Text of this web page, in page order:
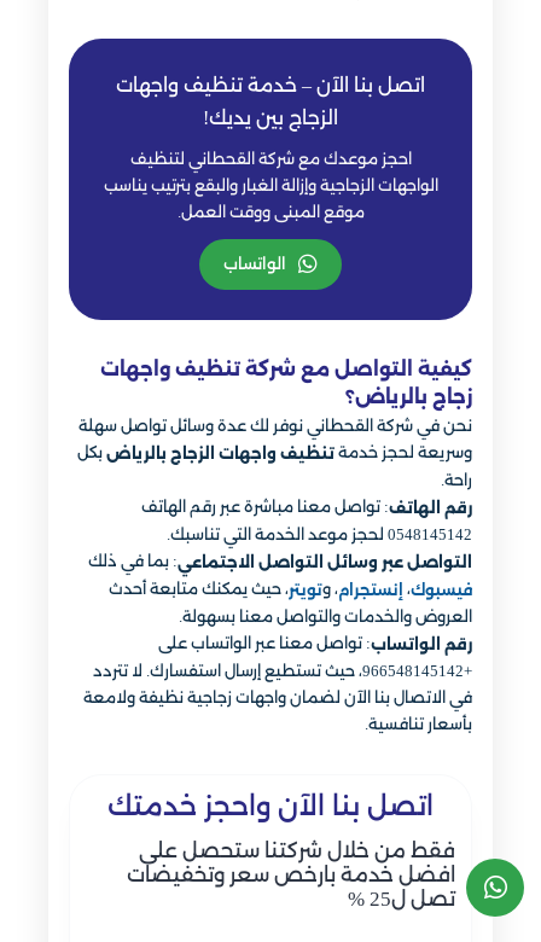
اتصل بنا الآن – خدمة تنظيف واجهات
الزجاج بين يديك!
احجز موعدك مع شركة القحطاني لتنظيف
الواجهات الزجاجية وإزالة الغبار والبقع بترتيب يناسب
موقع المبنى ووقت العمل.
الواتساب
كيفية التواصل مع شركة تنظيف واجهات
زجاج بالرياض؟
نحن في شركة القحطاني نوفر لك عدة وسائل تواصل سهلة
وسريعة لحجز خدمة تنظيف واجهات الزجاج بالرياض بكل
راحة.
رقم الهاتف: تواصل معنا مباشرة عبر رقم الهاتف
0548145142 لحجز موعد الخدمة التي تناسبك.
التواصل عبر وسائل التواصل الاجتماعي: بما في ذلك
فيسبوك، إنستجرام، وتويتر، حيث يمكنك متابعة أحدث
العروض والخدمات والتواصل معنا بسهولة.
رقم الواتساب: تواصل معنا عبر الواتساب على
+966548145142، حيث تستطيع إرسال استفسارك. لا تتردد
في الاتصال بنا الآن لضمان واجهات زجاجية نظيفة ولامعة
بأسعار تنافسية.
اتصل بنا الآن واحجز خدمتك
فقط من خلال شركتنا ستحصل على
افضل خدمة بارخص سعر وتخفيضات
تصل ل25 %